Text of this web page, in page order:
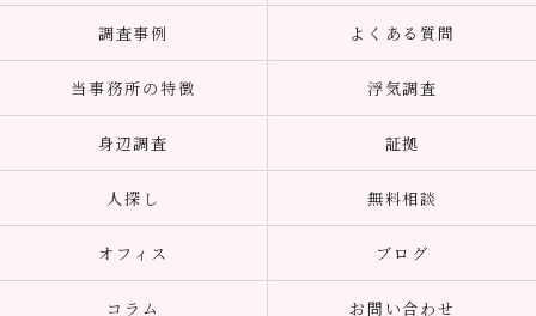
調査事例 よくある質問
当事務所の特徴 浮気調査
身辺調査 証拠
人探し 無料相談
オフィス ブログ
コラム お問い合わせ